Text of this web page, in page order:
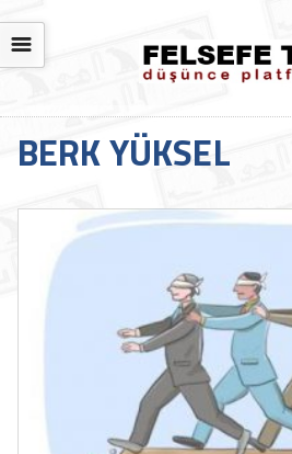
☰
BERK YÜKSEL